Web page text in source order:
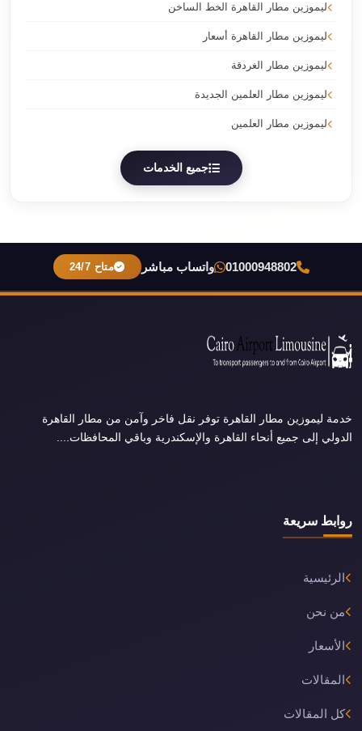
ليموزين مطار القاهرة الخط الساخن
ليموزين مطار القاهرة أسعار
ليموزين مطار الغردقة
ليموزين مطار العلمين الجديدة
ليموزين مطار العلمين
جميع الخدمات
01000948802 واتساب مباشر متاح 24/7
خدمة ليموزين مطار القاهرة توفر نقل فاخر وآمن من مطار القاهرة
الدولي إلى جميع أنحاء القاهرة والإسكندرية وباقي المحافظات....
روابط سريعة
الرئيسية
من نحن
الأسعار
المقالات
كل المقالات